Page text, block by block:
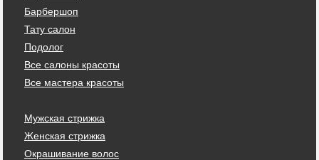
Барбершоп
Тату салон
Подолог
Все салоны красоты
Все мастера красоты
Мужская стрижка
Женская стрижка
Окрашивание волос